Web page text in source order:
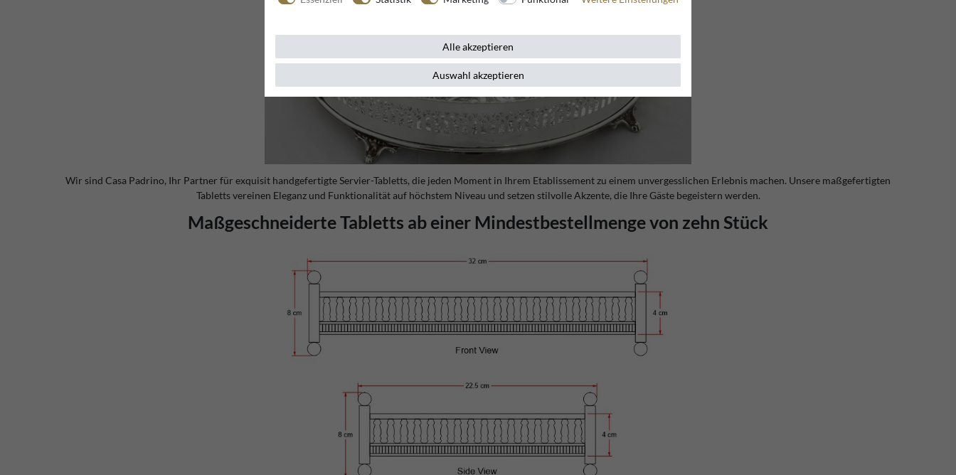
Wir sind Casa Padrino, Ihr Partner für exquisit handgefertigte Servier-Tabletts, die jeden Moment in Ihrem Etablissement zu einem unvergesslichen Erlebnis machen. Unsere maßgefertigten
Tabletts vereinen Eleganz und Funktionalität auf höchstem Niveau und setzen stilvolle Akzente, die Ihre Gäste begeistern werden.
Maßgeschneiderte Tabletts ab einer Mindestbestellmenge von zehn Stück
Alle akzeptieren
Auswahl akzeptieren